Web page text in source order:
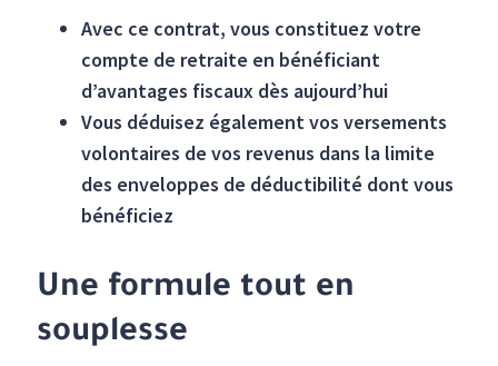
Avec ce contrat, vous constituez votre
compte de retraite en bénéficiant
d’avantages fiscaux dès aujourd’hui
Vous déduisez également vos versements
volontaires de vos revenus dans la limite
des enveloppes de déductibilité dont vous
bénéficiez
Une formule tout en
souplesse